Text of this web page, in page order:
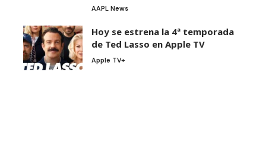
AAPL News
Hoy se estrena la 4ª temporada
de Ted Lasso en Apple TV
Apple TV+